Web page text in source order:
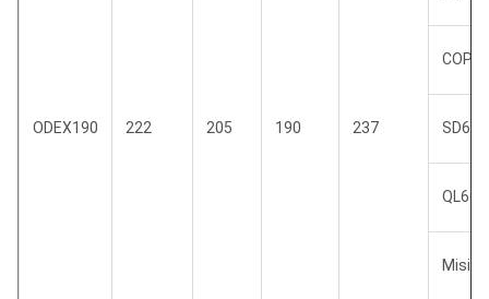
ODEX190 222 205 190 237
COP64
SD6
QL60
Misi